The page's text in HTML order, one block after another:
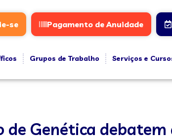
se Pagamento de Anuidade
Grupos de Trabalho Serviços e
Genética debatem